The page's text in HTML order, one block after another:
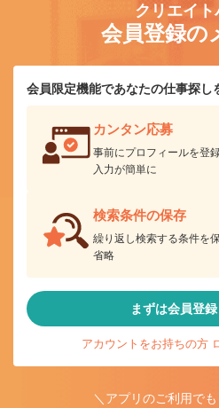
クリエイト
会員登録の
会員限定機能であなたの仕事探し
カンタン応募
事前にプロフィールを登
入力が簡単に
検索条件の保存
繰り返し検索する条件を
省略
まずは会員登録
アカウントをお持ちの方
＼アプリのご利用で